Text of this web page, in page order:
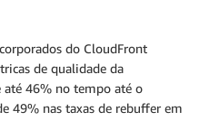
do CloudFront
de qualidade da
até 46% no tempo até o
49% nas taxas de rebuffer em